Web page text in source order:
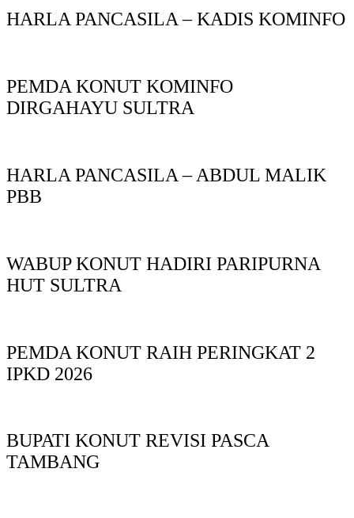
HARLA PANCASILA – KADIS KOMINFO
PEMDA KONUT KOMINFO
DIRGAHAYU SULTRA
HARLA PANCASILA – ABDUL MALIK
PBB
WABUP KONUT HADIRI PARIPURNA
HUT SULTRA
PEMDA KONUT RAIH PERINGKAT 2
IPKD 2026
BUPATI KONUT REVISI PASCA
TAMBANG